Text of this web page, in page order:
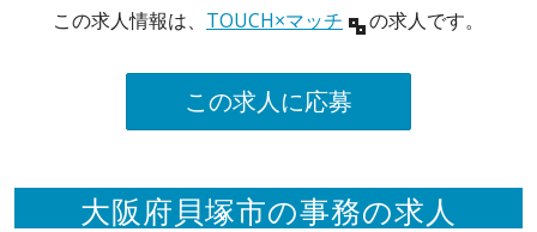
この求人情報は、 TOUCH×マッチ の求人です。
この求人に応募
大阪府貝塚市の事務の求人